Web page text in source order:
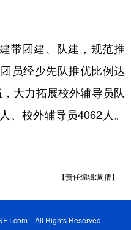
团建、队建，规范推
员经少先队推优比例达
大力拓展校外辅导员队
、校外辅导员4062人。
【责任编辑:周倩】
All Rights Reserved.